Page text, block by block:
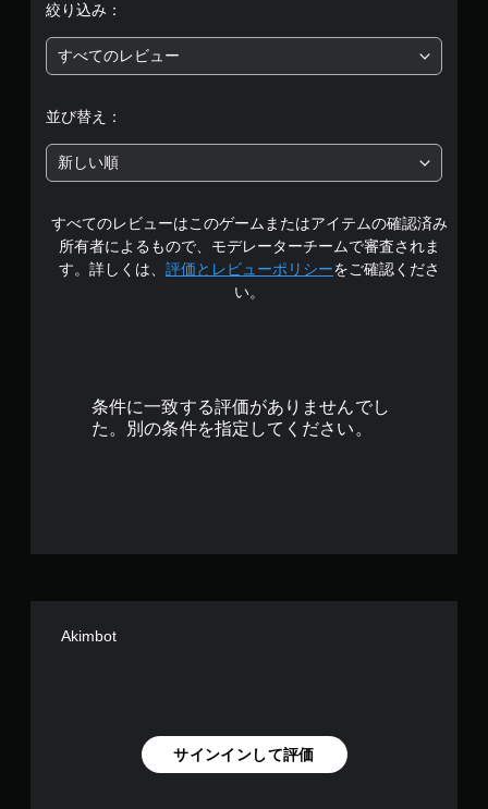
は
5
階
中
の
3
絞り込み：
すべてのレビュー
並び替え：
新しい順
すべてのレビューはこのゲームまたはアイテムの確認済み
所有者によるもので、モデレーターチームで審査されま
す。詳しくは、 評価とレビューポリシーをご確認くださ
い。
条件に一致する評価がありませんでし
た。別の条件を指定してください。
Akimbot
サインインして評価